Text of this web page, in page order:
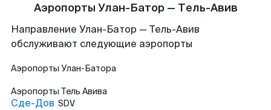
Аэропорты Улан-Батор — Тель-Авив
Направление Улан-Батор — Тель-Авив
обслуживают следующие аэропорты
Аэропорты Улан-Батора
Аэропорты Тель Авива
Сде-Дов SDV